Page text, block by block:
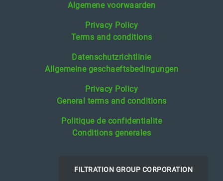
Algemene voorwaarden
Privacy Policy
Terms and conditions
Datenschutzrichtlinie
Allgemeine geschaeftsbedingungen
Privacy Policy
General terms and conditions
Politique de confidentialite
Conditions generales
FILTRATION GROUP CORPORATION